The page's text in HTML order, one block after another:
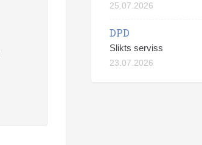
25.07.2026
DPD
Slikts serviss
23.07.2026